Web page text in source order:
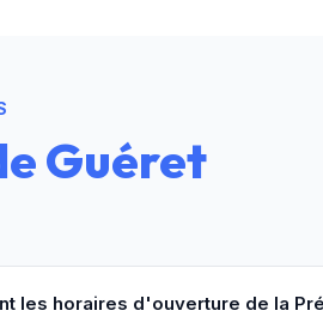
Guéret
les horaires d'ouverture de la